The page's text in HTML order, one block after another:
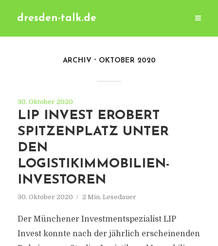
dresden-talk.de
ARCHIV OKTOBER 2020
30. Oktober 2020
LIP INVEST EROBERT
SPITZENPLATZ UNTER
DEN
LOGISTIKIMMOBILIEN-
INVESTOREN
30. Oktober 2020 2 Min. Lesedauer
Der Münchener Investmentspezialist LIP
Invest konnte nach der jährlich erscheinenden